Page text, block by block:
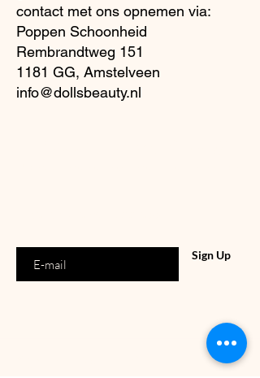
contact met ons opnemen via:
Poppen Schoonheid
Rembrandtweg 151
1181 GG, Amstelveen
info@dollsbeauty.nl
Sign Up